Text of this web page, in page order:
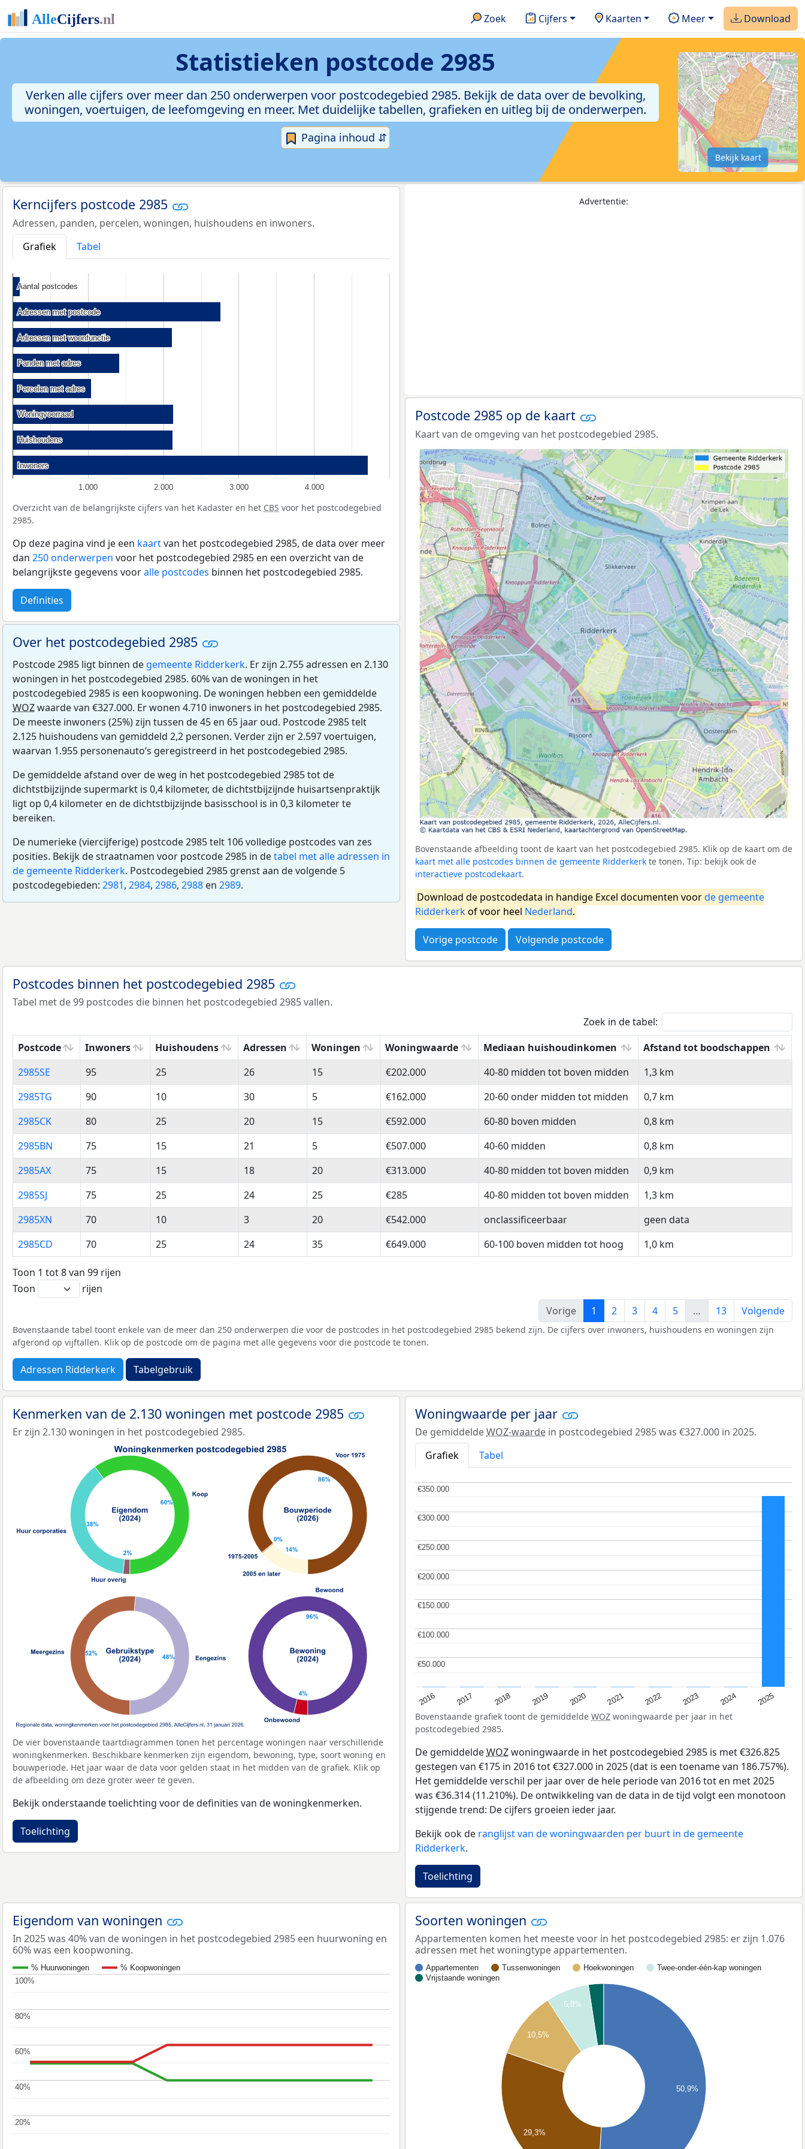
Zoek Cijfers Kaarten Meer Download
Statistieken postcode 2985
Verken alle cijfers over meer dan 250 onderwerpen voor postcodegebied 2985. Bekijk de data over de bevolking,
woningen, voertuigen, de leefomgeving en meer. Met duidelijke tabellen, grafieken en uitleg bij de onderwerpen.
Pagina inhoud ⇵
Bekijk kaart
Kerncijfers postcode 2985
Adressen, panden, percelen, woningen, huishoudens en inwoners.
Grafiek
Tabel
1.000 2.000 3.000 4.000
Aantal postcodes
Aantal postcodes
Adressen met postcode
Adressen met postcode
Adressen met woonfunctie
Adressen met woonfunctie
Panden met adres
Panden met adres
Percelen met adres
Percelen met adres
Woningvoorraad
Woningvoorraad
Huishoudens
Huishoudens
Inwoners
Inwoners
Overzicht van de belangrijkste cijfers van het Kadaster en het CBS voor het postcodegebied
2985.
Op deze pagina vind je een kaartvan het postcodegebied 2985, de data over meer
dan 250 onderwerpen voor het postcodegebied 2985 en een overzicht van de
belangrijkste gegevens vooralle postcodes binnen het postcodegebied 2985.
Definities
Over het postcodegebied 2985
Postcode 2985 ligt binnen de gemeente Ridderkerk. Er zijn 2.755 adressen en 2.130
woningen in het postcodegebied 2985. 60% van de woningen in het
postcodegebied 2985 is een koopwoning. De woningen hebben een gemiddelde
WOZwaarde van €327.000. Er wonen 4.710 inwoners in het postcodegebied 2985.
De meeste inwoners (25%) zijn tussen de 45 en 65 jaar oud. Postcode 2985 telt
2.125 huishoudens van gemiddeld 2,2 personen. Verder zijn er 2.597 voertuigen,
waarvan 1.955 personenauto’s geregistreerd in het postcodegebied 2985.
De gemiddelde afstand over de weg in het postcodegebied 2985 tot de
dichtstbijzijnde supermarkt is 0,4 kilometer, de dichtstbijzijnde huisartsenpraktijk
ligt op 0,4 kilometer en de dichtstbijzijnde basisschool is in 0,3 kilometer te
bereiken.
De numerieke (viercijferige) postcode 2985 telt 106 volledige postcodes van zes
posities. Bekijk de straatnamen voor postcode 2985 in detabel met alle adressen in
de gemeente Ridderkerk. Postcodegebied 2985 grenst aan de volgende 5
postcodegebieden: 2981, 2984, 2986, 2988 en 2989.
Advertentie:
Postcode 2985 op de kaart
Kaart van de omgeving van het postcodegebied 2985.
Bovenstaande afbeelding toont de kaart van het postcodegebied 2985. Klik op de kaart om de
kaart met alle postcodes binnen de gemeente Ridderkerk te tonen. Tip: bekijk ook de
interactieve postcodekaart.
Download de postcodedata in handige Excel documenten voorde gemeente
Ridderkerkof voor heel Nederland.
Vorige postcode Volgende postcode
Postcodes binnen het postcodegebied 2985
Tabel met de 99 postcodes die binnen het postcodegebied 2985 vallen.
Zoek in de tabel:
Postcode
Inwoners Huishoudens Adressen Woningen Woningwaarde Mediaan huishoudinkomen
Afstand tot boodschappen
Postcode
Inwoners Huishoudens Adressen Woningen Woningwaarde Mediaan huishoudinkomen Afstand tot boodschappen
2985SE 95 25 26 15 €202.000 40-80 midden tot boven midden
1,3 km
2985TG
90 10 30 5 €162.000 20-60 onder midden tot midden
0,7 km
2985CK
80 25 20 15 €592.000 60-80 boven midden
0,8 km
2985BN
75 15 21 5 €507.000 40-60 midden
0,8 km
2985AX
75 15 18 20 €313.000 40-80 midden tot boven midden
0,9 km
2985SJ
75 25 24 25 €285 40-80 midden tot boven midden
1,3 km
2985XN
70 10 3 20 €542.000 onclassificeerbaar
geen data
2985CD
70 25 24 35 €649.000 60-100 boven midden tot hoog 1,0 km
Toon 1 tot 8 van 99 rijen
Toon
rijen
Vorige
1 2 3 4 5 … 13 Volgende
Bovenstaande tabel toont enkele van de meer dan 250 onderwerpen die voor de postcodes in het postcodegebied 2985 bekend zijn. De cijfers over inwoners, huishoudens en woningen zijn
afgerond op vijftallen. Klik op de postcode om de pagina met alle gegevens voor die postcode te tonen.
Adressen Ridderkerk Tabelgebruik
Kenmerken van de 2.130 woningen met postcode 2985
Er zijn 2.130 woningen in het postcodegebied 2985.
De vier bovenstaande taartdiagrammen tonen het percentage woningen naar verschillende
woningkenmerken. Beschikbare kenmerken zijn eigendom, bewoning, type, soort woning en
bouwperiode. Het jaar waar de data voor gelden staat in het midden van de grafiek. Klik op
de afbeelding om deze groter weer te geven.
Bekijk onderstaande toelichting voor de definities van de woningkenmerken.
Toelichting
Woningwaarde per jaar
De gemiddeldeWOZ-waarde in postcodegebied 2985 was €327.000 in 2025.
Grafiek
Tabel
2016 2017 2018 2019 2020 2021 2022 2023 2024 2025
€50.000
€50.000
€100.000
€100.000
€150.000
€150.000
€200.000
€200.000
€250.000
€250.000
€300.000
€300.000
€350.000
€350.000
Bovenstaande grafiek toont de gemiddelde WOZ woningwaarde per jaar in het
postcodegebied 2985.
De gemiddeldeWOZwoningwaarde in het postcodegebied 2985 is met €326.825
gestegen van €175 in 2016 tot €327.000 in 2025 (dat is een toename van 186.757%).
Het gemiddelde verschil per jaar over de hele periode van 2016 tot en met 2025
was €36.314 (11.210%). De ontwikkeling van de data in de tijd volgt een monotoon
stijgende trend: De cijfers groeien ieder jaar.
Bekijk ook de ranglijst van de woningwaarden per buurt in de gemeente
Ridderkerk.
Toelichting
Eigendom van woningen
In 2025 was 40% van de woningen in het postcodegebied 2985 een huurwoning en
60% was een koopwoning.
% Huurwoningen % Koopwoningen
20%
20%
40%
40%
60%
60%
80%
80%
100%
100%
Soorten woningen
Appartementen komen het meeste voor in het postcodegebied 2985: er zijn 1.076
adressen met het woningtype appartementen.
Appartementen Tussenwoningen Hoekwoningen
Twee-onder-één-kap woningen
Vrijstaande woningen
6,8%
10,5%
29,3%
50,9%